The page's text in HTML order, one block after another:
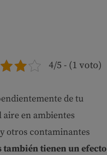
4/5 - (1 voto)
de tu
en ambientes
otros contaminantes
también tienen un efecto